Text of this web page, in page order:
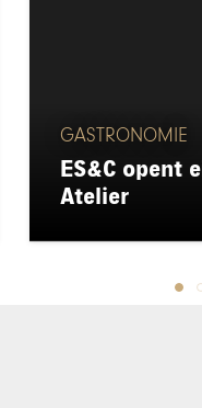
GASTRONOMIE
ES&C opent
Atelier